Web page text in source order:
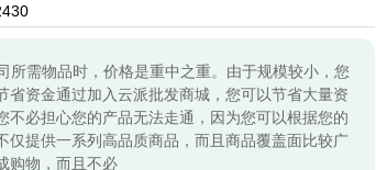
需物品时，价格是重中之重。由于规模较小，您
资金通过加入云派批发商城，您可以节省大量资
必担心您的产品无法走通，因为您可以根据您的
提供一系列高品质商品，而且商品覆盖面比较广
购物，而且不必